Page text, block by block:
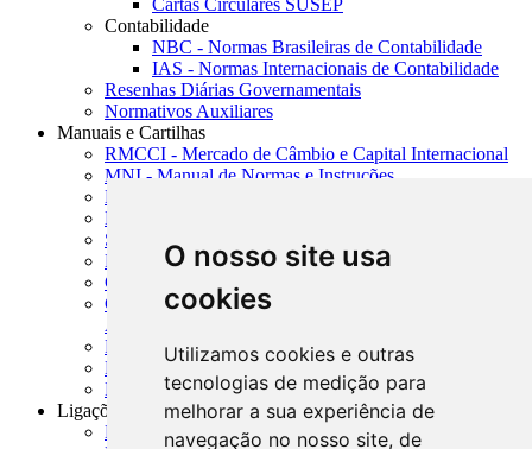
O nosso site usa
cookies
Utilizamos cookies e outras
tecnologias de medição para
melhorar a sua experiência de
navegação no nosso site, de
Cartas Circulares SUSEP
Contabilidade
NBC - Normas Brasileiras de Contabilidade
IAS - Normas Internacionais de Contabilidade
Resenhas Diárias Governamentais
Normativos Auxiliares
Manuais e Cartilhas
RMCCI - Mercado de Câmbio e Capital Internacional
MNI - Manual de Normas e Instruções
MTVM - Manual de Títulos e Valores Mobiliários
MCR - Manual de Crédito Rural
SISORF - Manual de Organização do SFN
MASUP - Manual de Supervisão Bancária
CADOC - Catálogo de Documentos
CNAE-CONCLA - Classificação Nacional de
Atividades Econômicas
PMF - Cartilhas do BCB
Manuais Auxiliares do BCB e Cosif-e
Resenhas Diárias Governamentais
Ligações Externas
Links Úteis